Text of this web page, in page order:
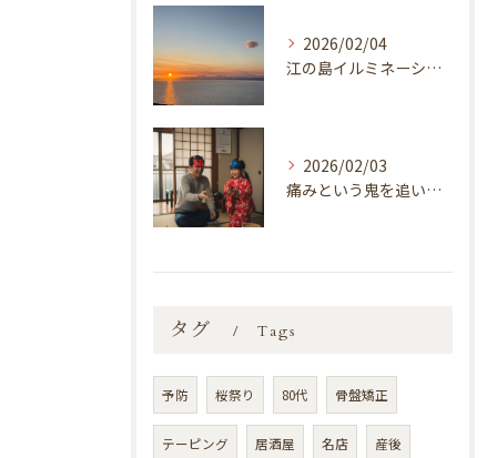
2026/02/04
江の島イルミネーション「湘南の宝石2025-2026 江の島を彩る光と色の祭典」
2026/02/03
痛みという鬼を追い払いましょう！
タグ Tags
予防 桜祭り 80代 骨盤矯正
テーピング 居酒屋 名店 産後